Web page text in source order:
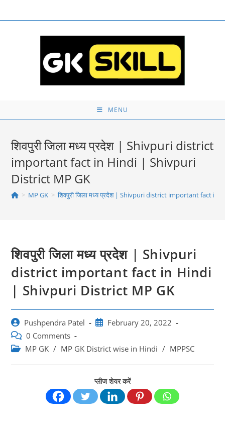
to
MENU
शिवपुरी जिला मध्य प्रदेश | Shivpuri district
important fact in Hindi | Shivpuri
District MP GK
> MP GK > शिवपुरी जिला मध्य प्रदेश | Shivpuri district important fact
शिवपुरी जिला मध्य प्रदेश | Shivpuri
district important fact in Hindi
| Shivpuri District MP GK
Post
author:
Pushpendra Patel
PostFebruary 20, 2022
Post
comments:
0 Comments
Post MP GK / MP GK District wise in Hindi / MPPSC
प्लीज शेयर करें